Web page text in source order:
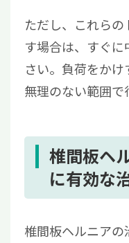
ただし、これら
す場合は、すぐ
さい。負荷をかけ
無理のない範囲で
椎間板ヘ
に有効な
椎間板ヘルニア